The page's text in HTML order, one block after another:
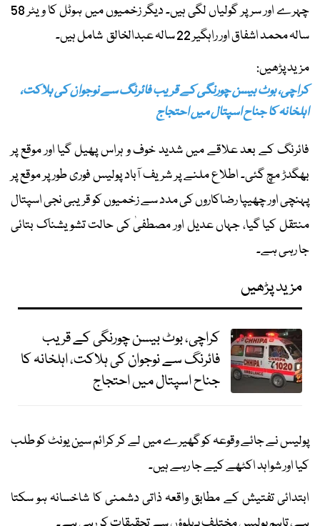
چہرے اور سر پر گولیاں لگی ہیں۔ دیگر زخمیوں میں ہوٹل کا ویٹر 58
سالہ محمد اشفاق اور راہگیر 22 سالہ عبدالخالق شامل ہیں۔
مزید پڑھیں:
کراچی، بوٹ بیسن چورنگی کے قریب فائرنگ سے نوجوان کی ہلاکت،
اہلخانہ کا جناح اسپتال میں احتجاج
فائرنگ کے بعد علاقے میں شدید خوف و ہراس پھیل گیا اور موقع پر
بھگدڑ مچ گئی۔ اطلاع ملنے پر شریف آباد پولیس فوری طور پر موقع پر
پہنچی اور چھیپا رضاکاروں کی مدد سے زخمیوں کو قریبی نجی اسپتال
منتقل کیا گیا، جہاں عدیل اور مصطفیٰ کی حالت تشویشناک بتائی
جا رہی ہے۔
مزید پڑھیں
کراچی، بوٹ بیسن چورنگی کے قریب
فائرنگ سے نوجوان کی ہلاکت، اہلخانہ کا
جناح اسپتال میں احتجاج
پولیس نے جائے وقوعہ کو گھیرے میں لے کر کرائم سین یونٹ کو طلب
کیا اور شواہد اکٹھے کیے جا رہے ہیں۔
ابتدائی تفتیش کے مطابق واقعہ ذاتی دشمنی کا شاخسانہ ہو سکتا